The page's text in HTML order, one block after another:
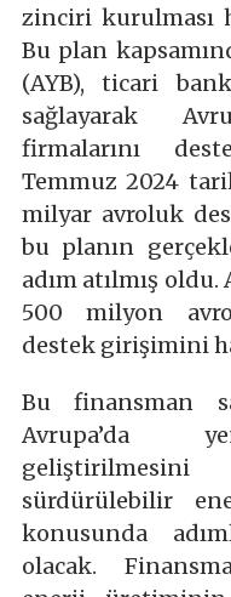
zinciri kurulması
Bu plan
(AYB), ticari
sağlayarak
firmalarını
Temmuz 2024
milyar avroluk
bu planın
adım atılmış oldu.
500 milyon
destek girişimini
Bu finansman
Avrupa’da
sürdürülebilir
konusunda
olacak.